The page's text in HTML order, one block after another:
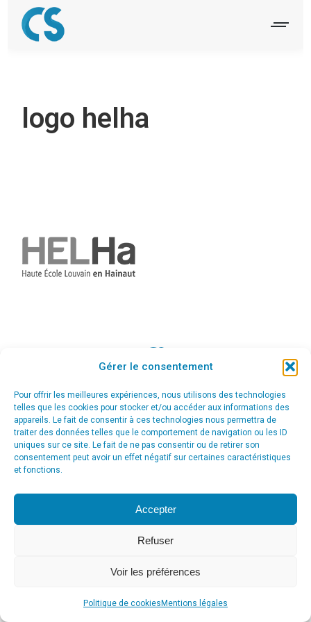
Gérer le consentement
Pour offrir les meilleures expériences, nous utilisons des technologies
telles que les cookies pour stocker et/ou accéder aux informations des
appareils. Le fait de consentir à ces technologies nous permettra de
traiter des données telles que le comportement de navigation ou les ID
uniques sur ce site. Le fait de ne pas consentir ou de retirer son
consentement peut avoir un effet négatif sur certaines caractéristiques
et fonctions.
Accepter
Refuser
Voir les préférences
Politique de cookies Mentions légales
logo helha
© Agence Communication Support [ Agence CS ] - Conseil en
communication et marketing à Ath
menu_principal